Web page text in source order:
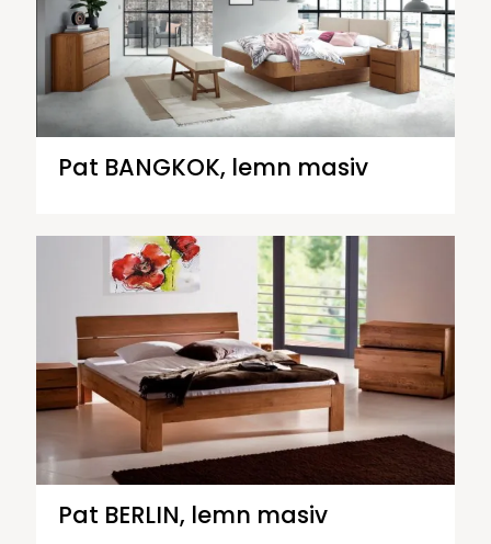
Pat BANGKOK, lemn masiv
Pat BERLIN, lemn masiv